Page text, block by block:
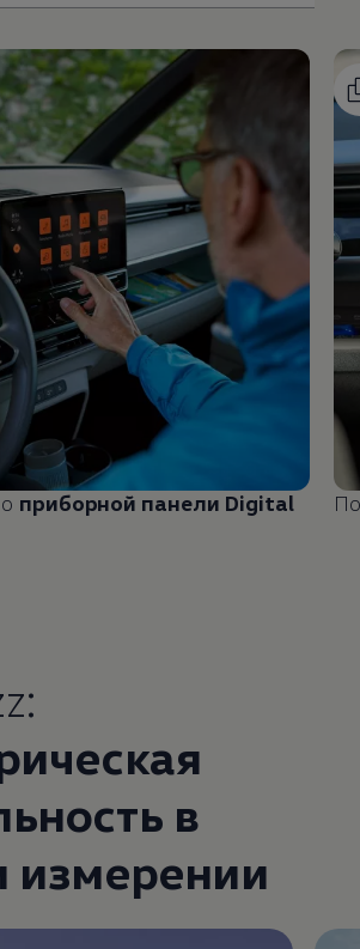
приборной панели Digital
в
измерении